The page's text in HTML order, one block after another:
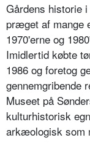
Gårdens historie
præget af mange
1970'erne og
Imidlertid købte
1986 og foretog
gennemgribende
Museet på
kulturhistorisk
arkæologisk som